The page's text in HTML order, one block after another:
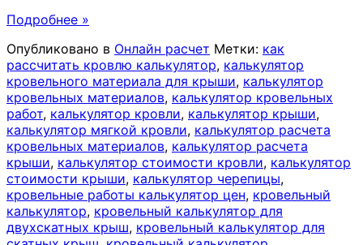
Подробнее »
Опубликовано в Онлайн расчет Метки: как
рассчитать кровлю калькулятор, калькулятор
кровельного материала для крыши, калькулятор
кровельных материалов, калькулятор кровельных
работ, калькулятор кровли, калькулятор крыши,
калькулятор мягкой кровли, калькулятор расчета
кровельных материалов, калькулятор расчета
крыши, калькулятор стоимости кровли, калькулятор
стоимости крыши, калькулятор черепицы,
кровельные работы калькулятор цен, кровельный
калькулятор, кровельный калькулятор для
двухскатных крыш, кровельный калькулятор для